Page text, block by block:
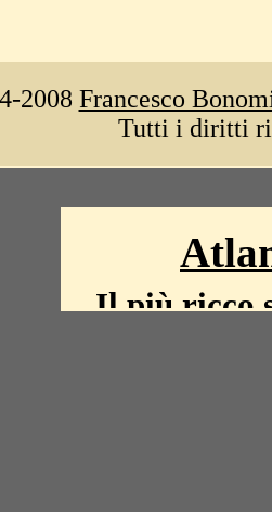
2008 Francesco
Tutti i diritti
Il più ricco